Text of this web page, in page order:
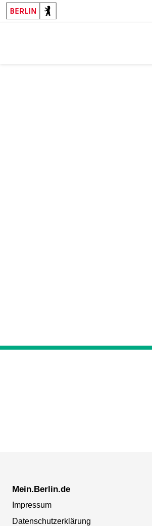
Mein.Berlin.de
Impressum
Datenschutzerklärung